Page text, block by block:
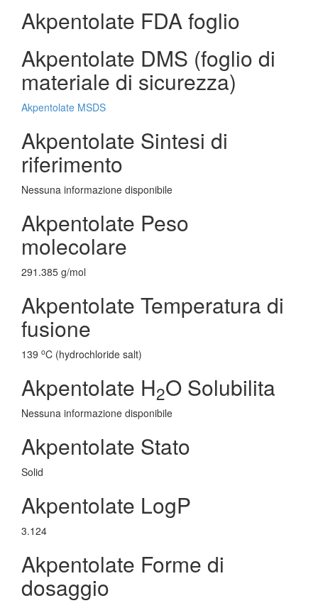
Akpentolate FDA foglio
Akpentolate DMS (foglio di
materiale di sicurezza)
Akpentolate MSDS
Akpentolate Sintesi di
riferimento
Nessuna informazione disponibile
Akpentolate Peso
molecolare
291.385 g/mol
Akpentolate Temperatura di
fusione
139 oC (hydrochloride salt)
Akpentolate H2O Solubilita
Nessuna informazione disponibile
Akpentolate Stato
Solid
Akpentolate LogP
3.124
Akpentolate Forme di
dosaggio